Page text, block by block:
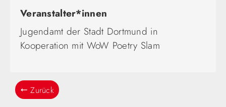
Veranstalter*innen
Jugendamt der Stadt Dortmund in
Kooperation mit WoW Poetry Slam
Zurück